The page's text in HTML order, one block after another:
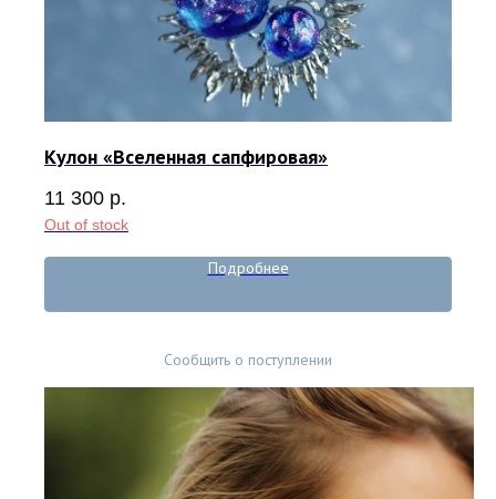
Кулон «Вселенная сапфировая»
11 300 р.
Out of stock
Подробнее
Сообщить о поступлении